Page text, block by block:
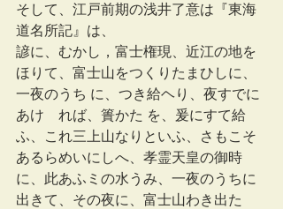
そして、江戸前期の浅井了意は『東海
道名所記』は、
諺に、むかし，富士権現、近江の地を
ほりて、富士山をつくりたまひしに、
一夜のうち に、つき給ヘり、夜すでに
あけゝれば、簣かた を、爰にすて給
ふ、これ三上山なりといふ、さもこそ
あるらめいにしへ、孝霊天皇の御時
に、此あふミの水うみ、一夜のうちに
出きて、その夜に、富士山わき出た